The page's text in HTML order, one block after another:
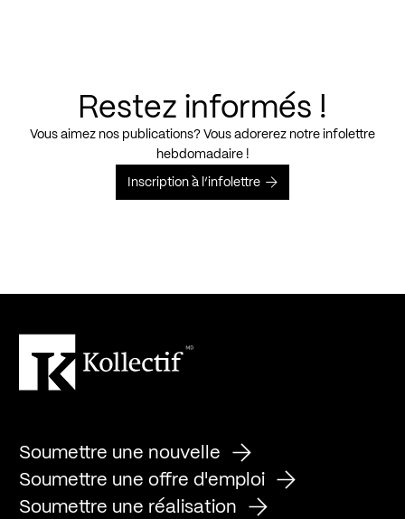
Restez informés !
Vous aimez nos publications? Vous adorerez notre infolettre
hebdomadaire !
Inscription à l’infolettre
Soumettre une nouvelle
Soumettre une offre d'emploi
Soumettre une réalisation